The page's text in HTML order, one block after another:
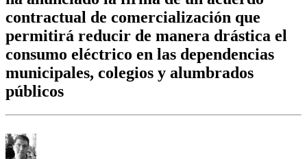
contractual de comercialización que
permitirá reducir de manera drástica el
consumo eléctrico en las dependencias
municipales, colegios y alumbrados
públicos